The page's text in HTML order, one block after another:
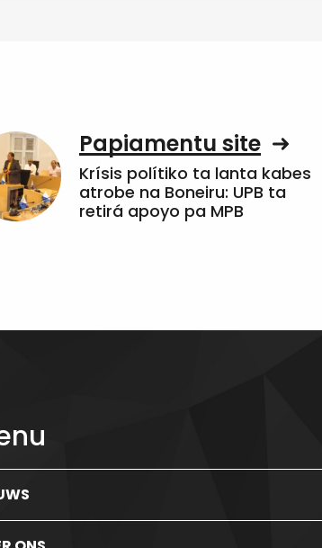
Papiamentu site
Krísis polítiko ta lanta kabes
atrobe na Boneiru: UPB ta
retirá apoyo pa MPB